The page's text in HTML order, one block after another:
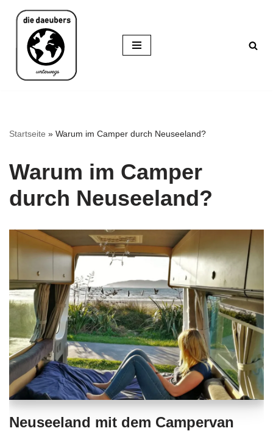
Inhalt
springen
Startseite » Warum im Camper durch Neuseeland?
Warum im Camper
durch Neuseeland?
Neuseeland mit dem Campervan